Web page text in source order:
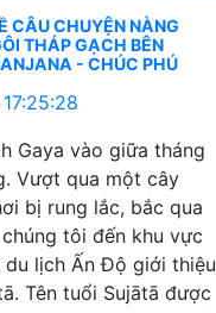
CÂU CHUYỆN NÀNG
THÁP GẠCH BÊN
- CHÚC PHÚ
Gaya vào giữa tháng
Vượt qua một cây
bị rung lắc, bắc qua
tôi đến khu vực
du lịch Ấn Độ giới thiệu
Tên tuổi Sujātā được